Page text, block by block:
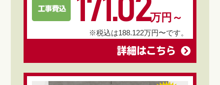
171.02万円～
※税込は188.122万円〜です。
詳細はこちら